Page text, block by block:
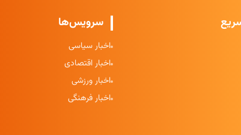
سرویس‌ها
اخبار سیاسی
اخبار اقتصادی
اخبار ورزشی
اخبار فرهنگی